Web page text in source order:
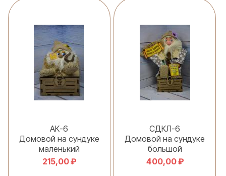
АК-6
Домовой на сундуке
маленький
215,00 ₽
СДКЛ-6
Домовой на сундуке
большой
400,00 ₽